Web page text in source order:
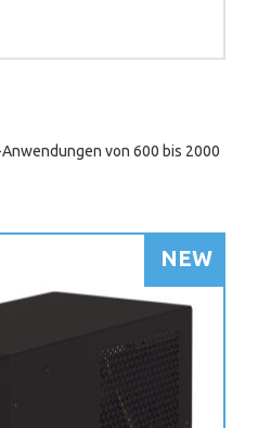
von 600 bis 2000